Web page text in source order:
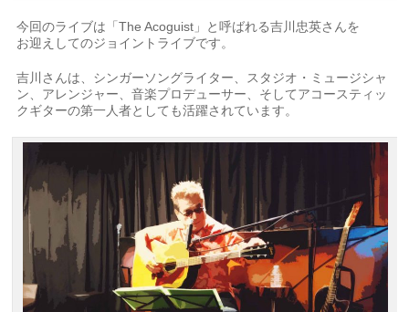
今回のライブは「The Acoguist」と呼ばれる吉川忠英さんを
お迎えしてのジョイントライブです。
吉川さんは、シンガーソングライター、スタジオ・ミュージシャ
ン、アレンジャー、音楽プロデューサー、そしてアコースティッ
クギターの第一人者としても活躍されています。